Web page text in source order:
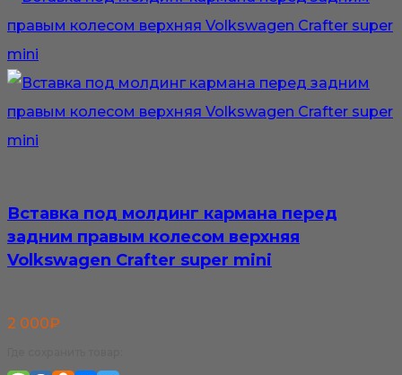
Вставка под молдинг кармана перед
задним правым колесом верхняя
Volkswagen Crafter super mini
2 000₽